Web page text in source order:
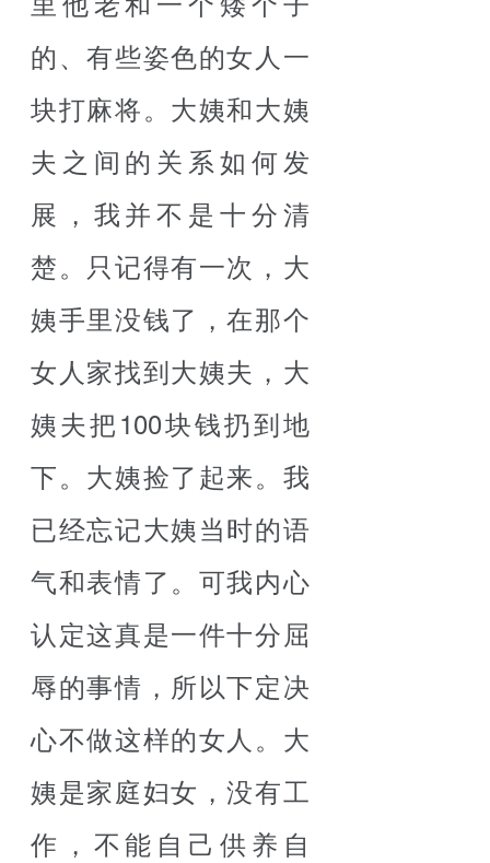
的、有些姿色的女人一
块打麻将。大姨和大姨
夫之间的关系如何发
展，我并不是十分清
楚。只记得有一次，大
姨手里没钱了，在那个
女人家找到大姨夫，大
姨夫把100块钱扔到地
下。大姨捡了起来。我
已经忘记大姨当时的语
气和表情了。可我内心
认定这真是一件十分屈
辱的事情，所以下定决
心不做这样的女人。大
姨是家庭妇女，没有工
作，不能自己供养自